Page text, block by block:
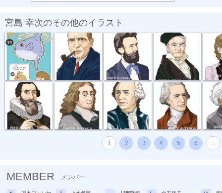
宮島 幸次のその他のイラスト
年賀状2023 理科の偉人似... 理科の偉人似...
理科の偉人似... 理科の偉人似... 理科の偉人似... 理科の偉人似... 理科
1 2 3 4 5 6 …
MEMBER メンバー